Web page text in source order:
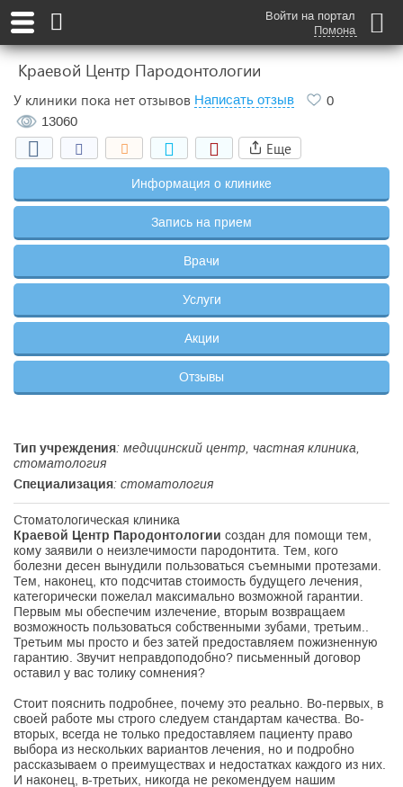
Войти на портал
Помона
Краевой Центр Пародонтологии
У клиники пока нет отзывов Написать отзыв
0
13060
Еще
Информация о клинике
Запись на прием
Врачи
Услуги
Акции
Отзывы
Тип учреждения: медицинский центр, частная клиника,
стоматология
Специализация: стоматология
Стоматологическая клиника
Краевой Центр Пародонтологии создан для помощи тем,
кому заявили о неизлечимости пародонтита. Тем, кого
болезни десен вынудили пользоваться съемными протезами.
Тем, наконец, кто подсчитав стоимость будущего лечения,
категорически пожелал максимально возможной гарантии.
Первым мы обеспечим излечение, вторым возвращаем
возможность пользоваться собственными зубами, третьим..
Третьим мы просто и без затей предоставляем пожизненную
гарантию. Звучит неправдоподобно? письменный договор
оставил у вас толику сомнения?
Стоит пояснить подробнее, почему это реально. Во-первых, в
своей работе мы строго следуем стандартам качества. Во-
вторых, всегда не только предоставляем пациенту право
выбора из нескольких вариантов лечения, но и подробно
рассказываем о преимуществах и недостатках каждого из них.
И наконец, в-третьих, никогда не рекомендуем нашим